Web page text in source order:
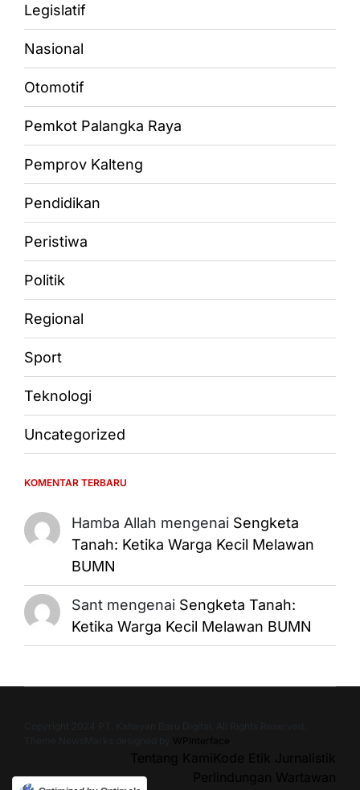
Legislatif
Nasional
Otomotif
Pemkot Palangka Raya
Pemprov Kalteng
Pendidikan
Peristiwa
Politik
Regional
Sport
Teknologi
Uncategorized
KOMENTAR TERBARU
Hamba Allah mengenai Sengketa
Tanah: Ketika Warga Kecil Melawan
BUMN
Santmengenai Sengketa Tanah:
Ketika Warga Kecil Melawan BUMN